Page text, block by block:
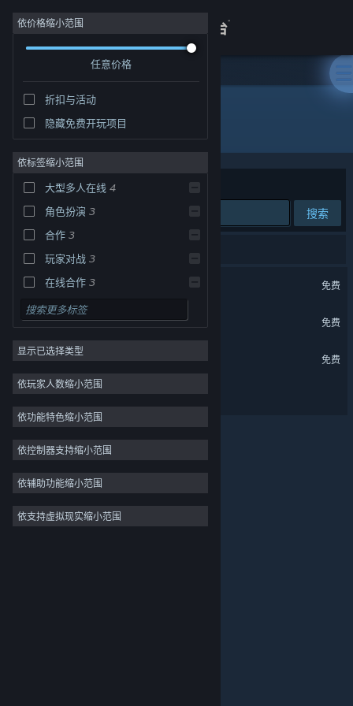
登录
关于
客服
关于蒸汽平台|退款政策|软件许可服务协议
个人信息保护政策|个人信息出境告知书|
依价格缩小范围
任意价格
折扣与活动
隐藏免费开玩项目
依标签缩小范围
大型多人在线 4
角色扮演 3
合作 3
玩家对战 3
在线合作 3
多人 3
彩色 3
策略
动作
设计与插画
实用工具
免费开玩
独立
抢先体验
显示已选择类型
依玩家人数缩小范围
依功能特色缩小范围
依控制器支持缩小范围
依辅助功能缩小范围
依支持虚拟现实缩小范围
开发者: 上海巨人网络科技有限公司
排序依据 相关性
搜索
4 个匹配的搜索结果。
免费
免费
仙侠世界
免费